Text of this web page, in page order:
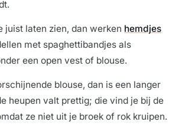
juist laten zien, dan werken hemdjes
met spaghettibandjes als
een open vest of blouse.
blouse, dan is een langer
heupen valt prettig; die vind je bij de
ze niet uit je broek of rok kruipen.